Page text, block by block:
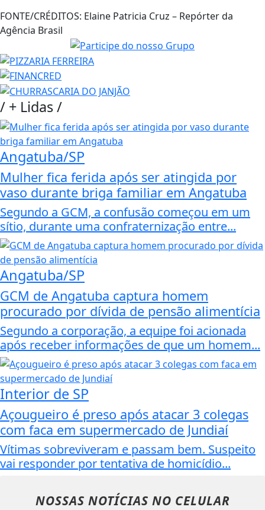
FONTE/CRÉDITOS: Elaine Patricia Cruz – Repórter da
Agência Brasil
/ + Lidas/
Angatuba/SP
Mulher fica ferida após ser atingida por
vaso durante briga familiar em Angatuba
Segundo a GCM, a confusão começou em um
sítio, durante uma confraternização entre...
Angatuba/SP
GCM de Angatuba captura homem
procurado por dívida de pensão alimentícia
Segundo a corporação, a equipe foi acionada
após receber informações de que um homem...
Interior de SP
Açougueiro é preso após atacar 3 colegas
com faca em supermercado de Jundiaí
Vítimas sobreviveram e passam bem. Suspeito
vai responder por tentativa de homicídio...
NOSSAS NOTÍCIAS NO CELULAR